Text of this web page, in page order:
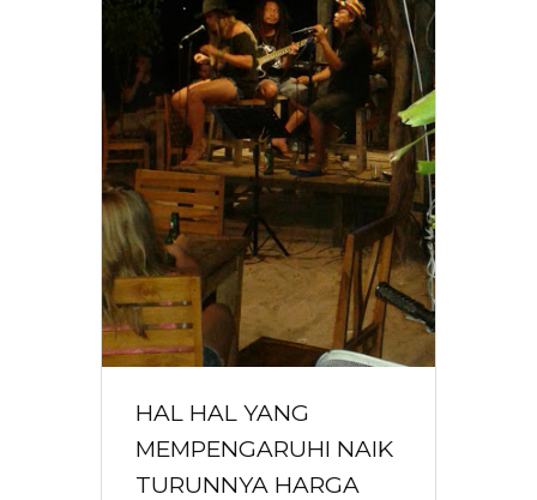
HAL HAL YANG
MEMPENGARUHI NAIK
TURUNNYA HARGA